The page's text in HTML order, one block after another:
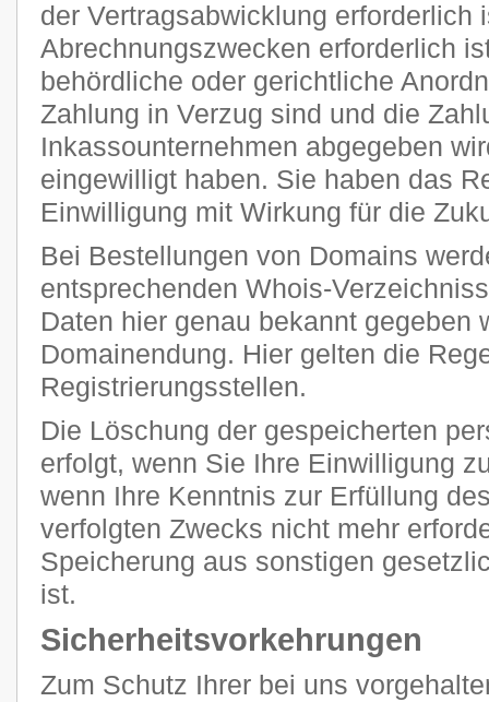
der Vertragsabwicklung erforderlich
Abrechnungszwecken erforderlich
behördliche oder gerichtliche
Zahlung in Verzug sind und die
Inkassounternehmen abgegeben
eingewilligt haben. Sie haben das
Einwilligung mit Wirkung für die
Bei Bestellungen von Domains
entsprechenden Whois-
Daten hier genau bekannt gegeben
Domainendung. Hier gelten die
Registrierungsstellen.
Die Löschung der gespeicherten
erfolgt, wenn Sie Ihre Einwilligung
wenn Ihre Kenntnis zur Erfüllung
verfolgten Zwecks nicht mehr
Speicherung aus sonstigen
ist.
Sicherheitsvorkehrungen
Zum Schutz Ihrer bei uns